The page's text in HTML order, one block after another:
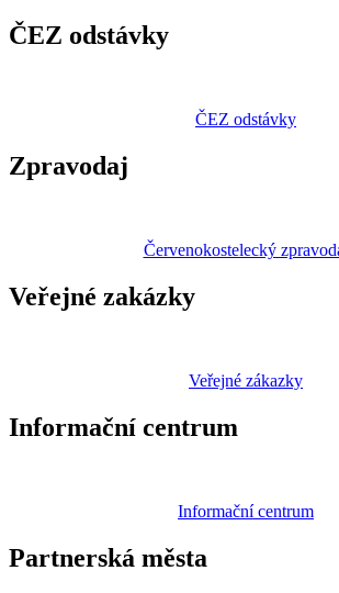
ČEZ odstávky
ČEZ odstávky
Zpravodaj
Červenokostelecký
Veřejné zakázky
Veřejné zákazky
Informační centrum
Informační centrum
Partnerská města